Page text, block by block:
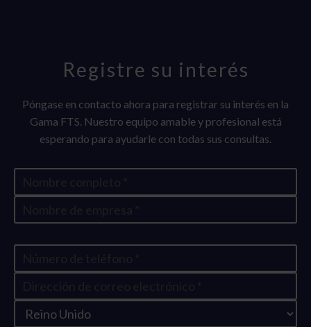
Registre su interés
Póngase en contacto ahora para registrar su interés en la
Gama FTS. Nuestro equipo amable y profesional está
esperando para ayudarle con todas sus consultas.